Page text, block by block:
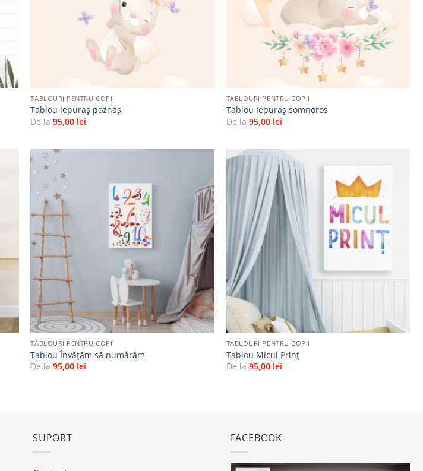
TABLOURI PENTRU COPII
Tablou Iepuraș poznaș
De la95,00 lei
TABLOURI PENTRU COPII
Tablou Iepuraș somnoros
De la 95,00 lei
Adaugă
la
favorite
TABLOURI PENTRU COPII
Tablou Învățăm să numărăm
De la95,00 lei
favorite
TABLOURI PENTRU COPII
Tablou Micul Prinț
De la 95,00 lei
SUPORT FACEBOOK